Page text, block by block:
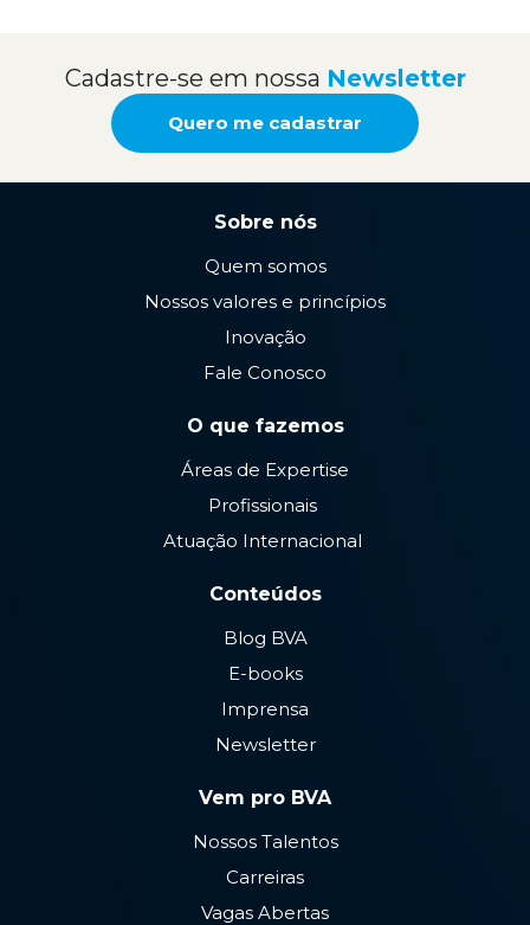
Cadastre-se em nossa Newsletter
Quero me cadastrar
Sobre nós
Quem somos
Nossos valores e princípios
Inovação
Fale Conosco
O que fazemos
Áreas de Expertise
Profissionais
Atuação Internacional
Conteúdos
Blog BVA
E-books
Imprensa
Newsletter
Vem pro BVA
Nossos Talentos
Carreiras
Vagas Abertas